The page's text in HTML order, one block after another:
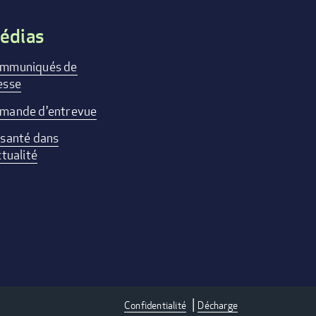
de
d'entrevue
dans
Confidentialité Décharge